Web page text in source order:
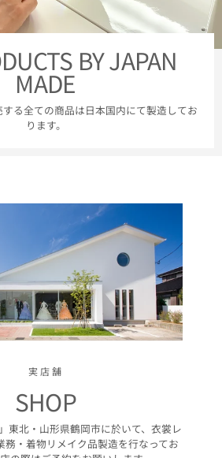
BY JAPAN
MADE
る全ての商品は日本国内にて製造してお
ります。
実店舗
SHOP
東北・山形県鶴岡市に於いて、衣裳レ
務・着物リメイク品製造を行なってお